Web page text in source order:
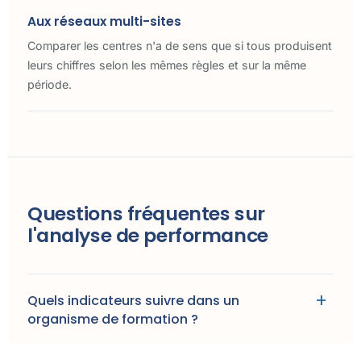
Aux réseaux multi-sites
Comparer les centres n'a de sens que si tous produisent
leurs chiffres selon les mêmes règles et sur la même
période.
Questions fréquentes sur
l'analyse de performance
Quels indicateurs suivre dans un
organisme de formation ?